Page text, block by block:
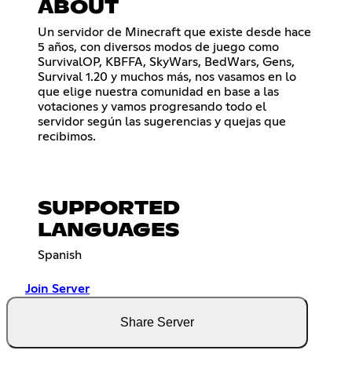
ABOUT
Un servidor de Minecraft que existe desde hace
5 años, con diversos modos de juego como
SurvivalOP, KBFFA, SkyWars, BedWars, Gens,
Survival 1.20 y muchos más, nos vasamos en lo
que elige nuestra comunidad en base a las
votaciones y vamos progresando todo el
servidor según las sugerencias y quejas que
recibimos.
SUPPORTED
LANGUAGES
Spanish
Join Server
Share Server